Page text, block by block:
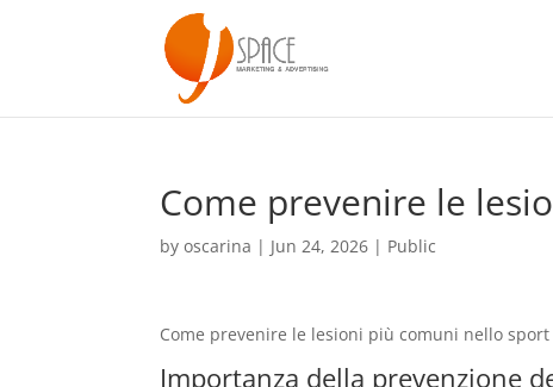
Come prevenire le
byoscarina | Jun 24, 2026 | Public
Come prevenire le lesioni più comuni nello sport
Importanza della prevenzione